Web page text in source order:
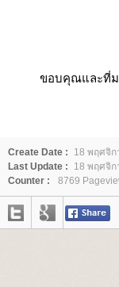
ขอบคุณและที่ม
Create Date :
18 พฤศจิก
Last Update :
18 พฤศจิก
Counter :
8769